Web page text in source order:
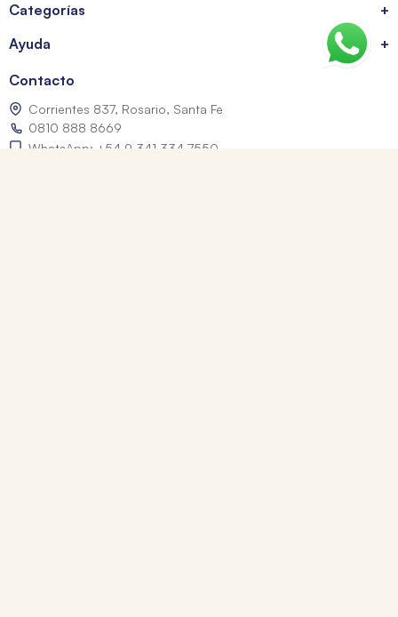
Categorías
+
Ayuda
+
Contacto
Corrientes 837, Rosario, Santa Fe
0810 888 8669
WhatsApp: +54 9 341 334 7550